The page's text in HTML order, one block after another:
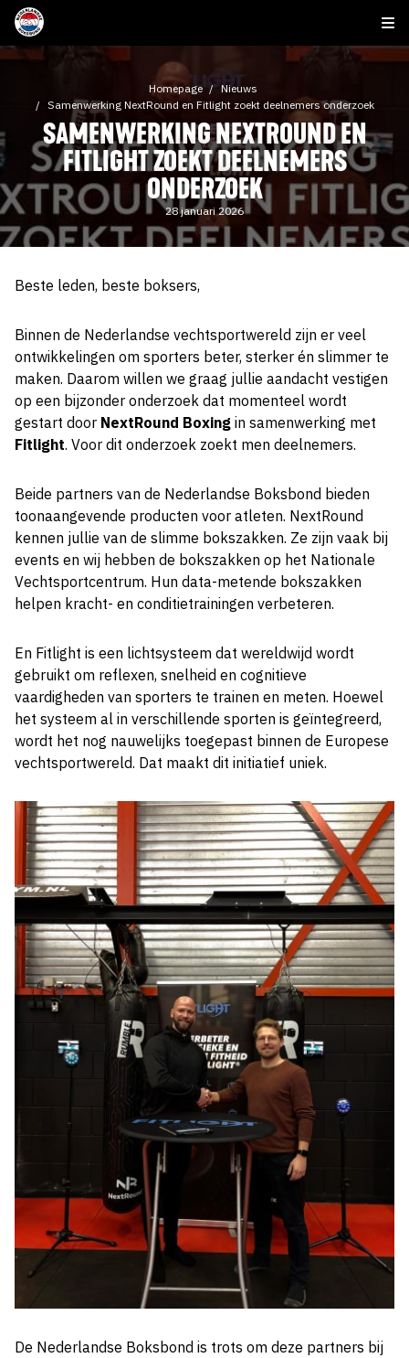
Homepage
Nieuws
Samenwerking NextRound en Fitlight zoekt deelnemers onderzoek
SAMENWERKING NEXTROUND EN
FITLIGHT ZOEKT DEELNEMERS
ONDERZOEK
28 januari 2026
Beste leden, beste boksers,
Binnen de Nederlandse vechtsportwereld zijn er veel
ontwikkelingen om sporters beter, sterker én slimmer te
maken. Daarom willen we graag jullie aandacht vestigen
op een bijzonder onderzoek dat momenteel wordt
gestart door NextRound Boxing in samenwerking met
Fitlight. Voor dit onderzoek zoekt men deelnemers.
Beide partners van de Nederlandse Boksbond bieden
toonaangevende producten voor atleten. NextRound
kennen jullie van de slimme bokszakken. Ze zijn vaak bij
events en wij hebben de bokszakken op het Nationale
Vechtsportcentrum. Hun data-metende bokszakken
helpen kracht- en conditietrainingen verbeteren.
En Fitlight is een lichtsysteem dat wereldwijd wordt
gebruikt om reflexen, snelheid en cognitieve
vaardigheden van sporters te trainen en meten. Hoewel
het systeem al in verschillende sporten is geïntegreerd,
wordt het nog nauwelijks toegepast binnen de Europese
vechtsportwereld. Dat maakt dit initiatief uniek.
De Nederlandse Boksbond is trots om deze partners bij